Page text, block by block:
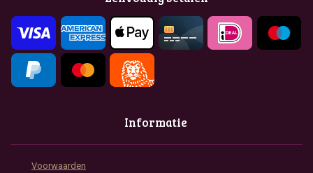
o
k
r
a
m
p
p
Informatie
Voorwaarden